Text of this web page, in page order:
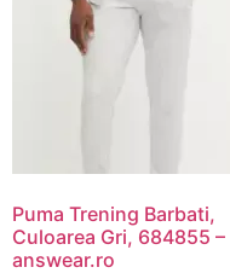
Puma Trening Barbati,
Culoarea Gri, 684855 –
answear.ro